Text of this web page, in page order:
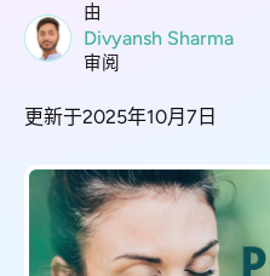
由
Divyansh Sharma
审阅
更新于2025年10月7日